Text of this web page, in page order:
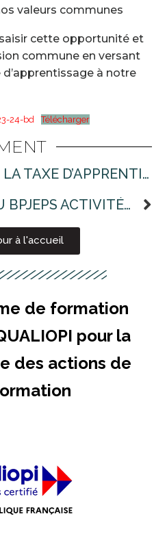
valeurs communes
cette opportunité et
commune en versant
à notre
24-bd Télécharger
VERSEMENT DE LA TAXE D’APPRENTISSAGE : POURQUOI QRM ?
LES RÉSULTATS DU BPJEPS ACTIVITÉS DES SPORTS COLLECTIFS – PROMOTION 2022/2023
à l'accueil
de formation
pour la
des actions de